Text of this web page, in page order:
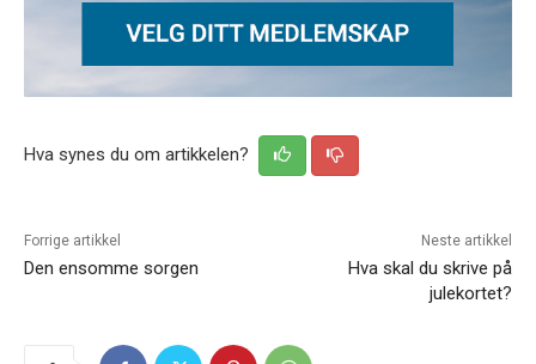
Hva synes du om artikkelen?
Forrige artikkel
Den ensomme sorgen
Neste artikkel
Hva skal du skrive på
julekortet?